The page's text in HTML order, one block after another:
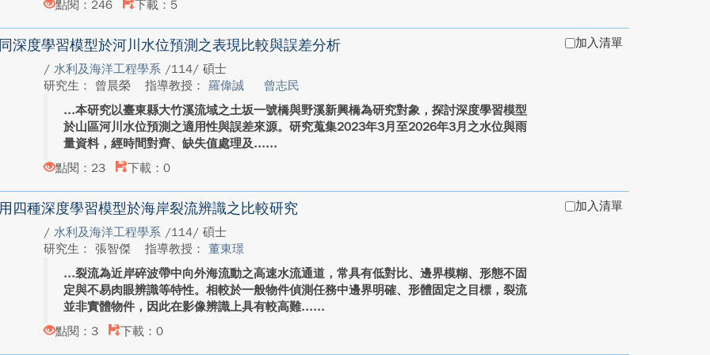
點閱：246
下載：5
深度學習模型於河川水位預測之表現比較與誤差分析
/ 水利及海洋工程學系 /114/ 碩士
研究生： 曾晨榮
指導教授： 羅偉誠
曾志民
本研究以臺東縣大竹溪流域之土坂一號橋與野溪新興橋為研究對象，探討深度學習模型
於山區河川水位預測之適用性與誤差來源。研究蒐集2023年3月至2026年3月之水位與雨
量資料，經時間對齊、缺失值處理及...
點閱：23
下載：0
加入清單
四種深度學習模型於海岸裂流辨識之比較研究
/ 水利及海洋工程學系 /114/ 碩士
研究生： 張智傑
指導教授： 董東璟
裂流為近岸碎波帶中向外海流動之高速水流通道，常具有低對比、邊界模糊、形態不固
定與不易肉眼辨識等特性。相較於一般物件偵測任務中邊界明確、形體固定之目標，裂流
並非實體物件，因此在影像辨識上具有較高難...
點閱：3
下載：0
加入清單